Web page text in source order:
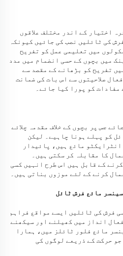
اختیار کے اندر مختلف علاقوں
کی ٹائلیں نصب کی جائیں کیونکہ
میں تعلیمی عمل کو تفریح
میں بچوں کے حسی انضمام میں مدد
تفریح کو بڑھانے کے مقصد سے
صلاحیتوں سے اس بات کی ضمانت
کو پورا کیا جائے۔
جس پر بچوں کے خلاف مقدمہ چلائے
کو پہلے ہونا چاہیے۔ لیکن
مائع ہیں، پائیدار
کا مقابلہ کر سکتی ہیں۔
کے قابل ہیں اس طرح انہیں کسی
کرنے کے لئے موزوں بناتی ہیں۔
مائع فرش ٹائل
فرش کی ٹائلیں ایسے مواقع فراہم
انداز میں کھیلنے اور سیکھنے
مائع فلور ٹائلز میں، ہمارا
حرکت کے ذریعے لوگوں کی